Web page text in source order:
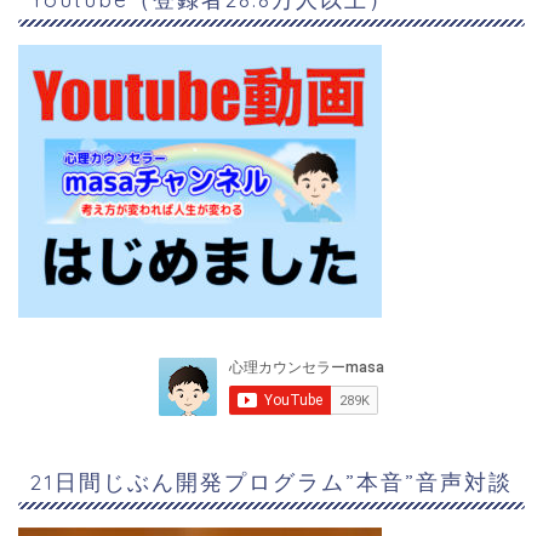
21日間じぶん開発プログラム”本音”音声対談